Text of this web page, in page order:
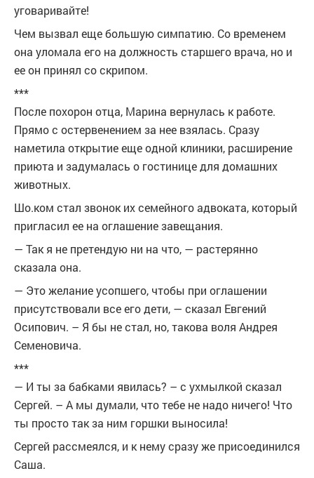
уговаривайте!
Чем вызвал еще большую симпатию. Со временем
она уломала его на должность старшего врача, но и
ее он принял со скрипом.
***
После похорон отца, Марина вернулась к работе.
Прямо с остервенением за нее взялась. Сразу
наметила открытие еще одной клиники, расширение
приюта и задумалась о гостинице для домашних
животных.
Шо.ком стал звонок их семейного адвоката, который
пригласил ее на оглашение завещания.
— Так я не претендую ни на что, — растерянно
сказала она.
— Это желание усопшего, чтобы при оглашении
присутствовали все его дети, — сказал Евгений
Осипович. – Я бы не стал, но, такова воля Андрея
Семеновича.
***
— И ты за бабками явилась? – с ухмылкой сказал
Сергей. – А мы думали, что тебе не надо ничего! Что
ты просто так за ним горшки выносила!
Сергей рассмеялся, и к нему сразу же присоединился
Саша.